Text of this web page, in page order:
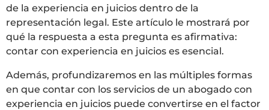
de la experiencia en juicios dentro de la
representación legal. Este artículo le mostrará por
qué la respuesta a esta pregunta es afirmativa:
contar con experiencia en juicios es esencial.
Además, profundizaremos en las múltiples formas
en que contar con los servicios de un abogado con
experiencia en juicios puede convertirse en el factor